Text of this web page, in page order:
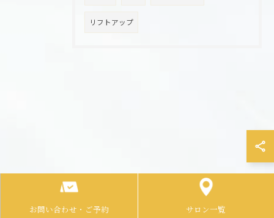
リフトアップ
お問い合わせ・ご予約 サロン一覧